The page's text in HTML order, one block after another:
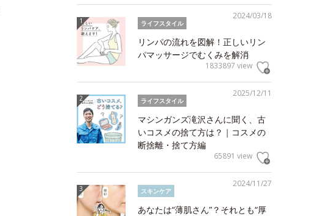
2024/03/18
ライフスタイル
リンパの流れを図解！正しいリン
パマッサージでむくみを解消
1833897 view
2025/12/11
ライフスタイル
マシンガンズ滝沢さんに聞く、古
いコスメの捨て方は？｜コスメの
断捨離・捨て方編
65891 view
2024/11/27
スキンケア
あなたは“薄肌さん”？それとも“厚